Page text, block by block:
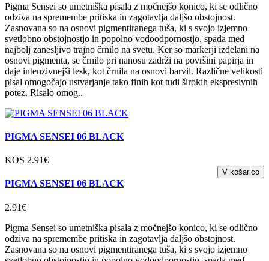
Pigma Sensei so umetniška pisala z močnejšo konico, ki se odlično
odziva na spremembe pritiska in zagotavlja daljšo obstojnost.
Zasnovana so na osnovi pigmentiranega tuša, ki s svojo izjemno
svetlobno obstojnostjo in popolno vodoodpornostjo, spada med
najbolj zanesljivo trajno črnilo na svetu. Ker so markerji izdelani na
osnovi pigmenta, se črnilo pri nanosu zadrži na površini papirja in
daje intenzivnejši lesk, kot črnila na osnovi barvil. Različne velikosti
pisal omogočajo ustvarjanje tako finih kot tudi širokih ekspresivnih
potez. Risalo omog..
PIGMA SENSEI 06 BLACK
KOS 2.91€
PIGMA SENSEI 06 BLACK
2.91€
Pigma Sensei so umetniška pisala z močnejšo konico, ki se odlično
odziva na spremembe pritiska in zagotavlja daljšo obstojnost.
Zasnovana so na osnovi pigmentiranega tuša, ki s svojo izjemno